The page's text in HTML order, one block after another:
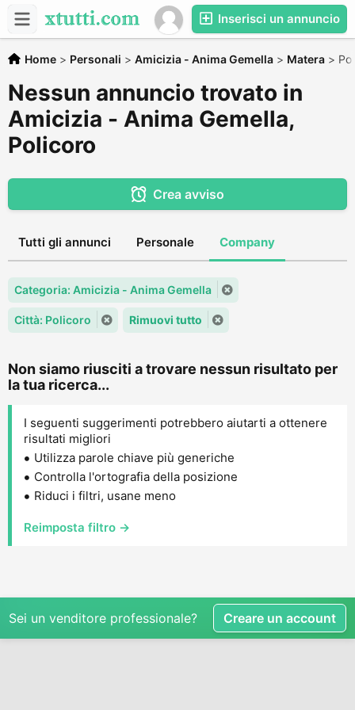
Inserisci un annuncio
Home > Personali > Amicizia - Anima Gemella > Matera >
Nessun annuncio trovato in
Amicizia - Anima Gemella,
Policoro
Crea avviso
Tutti gli annunci Personale Company
Categoria: Amicizia - Anima Gemella
Città: Policoro Rimuovi tutto
Non siamo riusciti a trovare nessun risultato per
la tua ricerca...
I seguenti suggerimenti potrebbero aiutarti a ottenere
risultati migliori
Utilizza parole chiave più generiche
Controlla l'ortografia della posizione
Riduci i filtri, usane meno
Reimposta filtro →
Sei un venditore professionale? Creare un account